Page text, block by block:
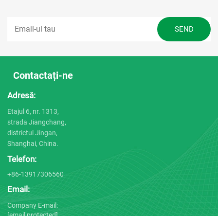
Contactați-ne
Adresă:
Etajul 6, nr. 1313,
strada Jiangchang,
districtul Jingan,
Shanghai, China.
Telefon:
+86-13917306560
Email:
Company E-mail: